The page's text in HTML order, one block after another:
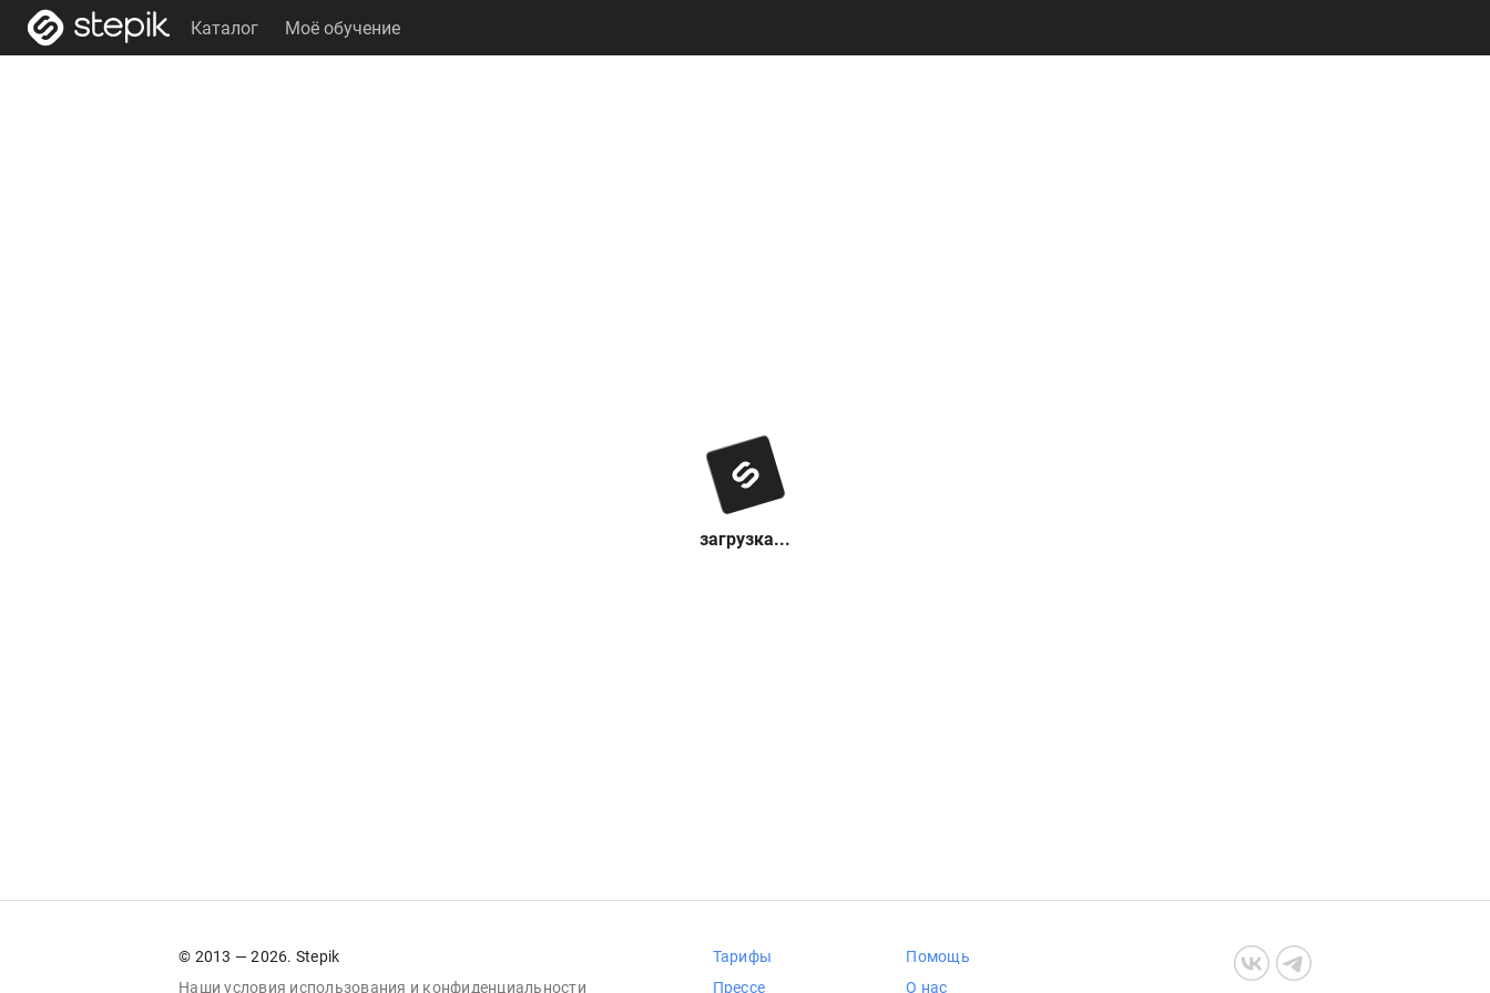
Каталог Моё обучение
загрузка...
© 2013 — 2026. Stepik
Наши условия использования и конфиденциальности
Тарифы
Прессе
Помощь
О нас